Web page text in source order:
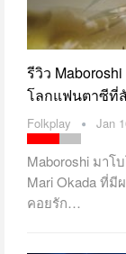
รีวิว
โลกแฟนตาซีที่
Folkplay Jan
Maboroshi มาโ
Mari Okada ที่มี
คอยรัก…